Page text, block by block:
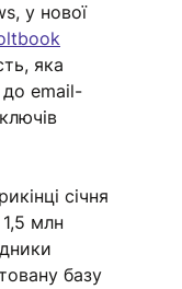
у нової
яка
до email-
січня
млн
базу